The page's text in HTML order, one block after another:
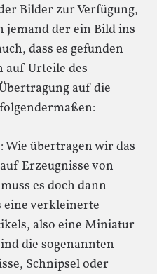
Bilder zur Verfügung,
jemand der ein Bild ins
dass es gefunden
auf Urteile des
auf die
Wie übertragen wir das
Erzeugnisse von
es doch dann
eine verkleinerte
also eine Miniatur
die sogenannten
Schnipsel oder